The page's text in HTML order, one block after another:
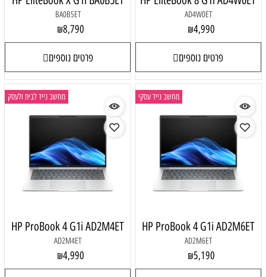
AD4W0ET
₪4,990
פרטים נוספים
BA0B5ET
₪8,790
פרטים נוספים
מחשב נייד עסקי
HP ProBook 4 G1i AD2M6ET
AD2M6ET
₪5,190
מחשב נייד לבית ולעסק
HP ProBook 4 G1i AD2M4ET
AD2M4ET
₪4,990